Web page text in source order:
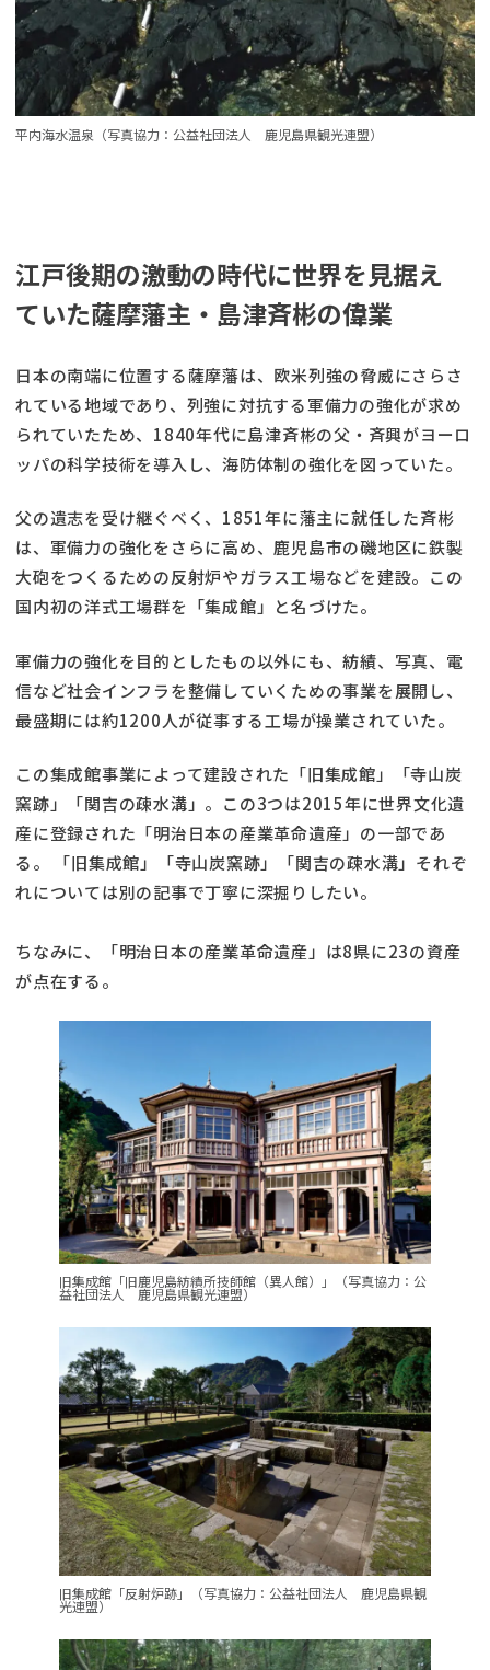
平内海水温泉（写真協力：公益社団法人 鹿児島県観光連盟）
江戸後期の激動の時代に世界を見据え
ていた薩摩藩主・島津斉彬の偉業
日本の南端に位置する薩摩藩は、欧米列強の脅威にさらさ
れている地域であり、列強に対抗する軍備力の強化が求め
られていたため、1840年代に島津斉彬の父・斉興がヨーロ
ッパの科学技術を導入し、海防体制の強化を図っていた。
父の遺志を受け継ぐべく、1851年に藩主に就任した斉彬
は、軍備力の強化をさらに高め、鹿児島市の磯地区に鉄製
大砲をつくるための反射炉やガラス工場などを建設。この
国内初の洋式工場群を「集成館」と名づけた。
軍備力の強化を目的としたもの以外にも、紡績、写真、電
信など社会インフラを整備していくための事業を展開し、
最盛期には約1200人が従事する工場が操業されていた。
この集成館事業によって建設された「旧集成館」「寺山炭
窯跡」「関吉の疎水溝」。この3つは2015年に世界文化遺
産に登録された「明治日本の産業革命遺産」の一部であ
る。 「旧集成館」「寺山炭窯跡」「関吉の疎水溝」それぞ
れについては別の記事で丁寧に深掘りしたい。
ちなみに、「明治日本の産業革命遺産」は8県に23の資産
が点在する。
旧集成館「旧鹿児島紡績所技師館（異人館）」（写真協力：公
益社団法人 鹿児島県観光連盟）
旧集成館「反射炉跡」（写真協力：公益社団法人 鹿児島県観
光連盟）